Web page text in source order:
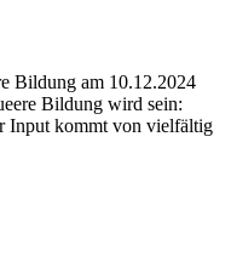
Bildung am 10.12.2024
Bildung wird sein:
Input kommt von vielfältig